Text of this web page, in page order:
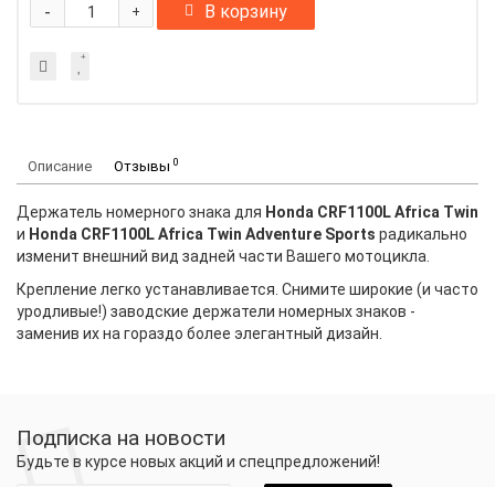
+
- В корзину
Описание Отзывы 0
Держатель номерного знака для Honda CRF1100L Africa Twin
и Honda CRF1100L Africa Twin Adventure Sports радикально
изменит внешний вид задней части Вашего мотоцикла.
Крепление легко устанавливается. Снимите широкие (и часто
уродливые!) заводские держатели номерных знаков -
заменив их на гораздо более элегантный дизайн.
Подписка на новости
Будьте в курсе новых акций и спецпредложений!